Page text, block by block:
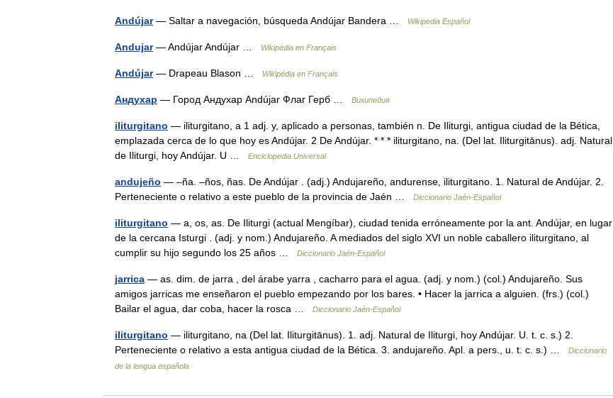
Andújar— Saltar a navegación, búsqueda Andújar Bandera … Wikipedia Español
Andujar— Andújar Andújar … Wikipédia en Français
Andújar— Drapeau Blason … Wikipédia en Français
Андухар — Город Андухар Andújar Флаг Герб … Википедия
iliturgitano — iliturgitano, a 1 adj. y, aplicado a personas, también n. De Iliturgi, antigua ciudad de la Bética,
emplazada cerca de lo que hoy es Andújar. 2 De Andújar. * * * iliturgitano, na. (Del lat. Iliturgitānus). adj. Natural
de Iliturgi, hoy Andújar. U …
Enciclopedia Universal
andujeño — –ña. –ños, ñas. De Andújar . (adj.) Andujareño, andurense, iliturgitano. 1. Natural de Andújar. 2.
Perteneciente o relativo a este pueblo de la provincia de Jaén …
Diccionario Jaén-Español
iliturgitano — a, os, as. De Iliturgi (actual Mengíbar), ciudad tenida erróneamente por la ant. Andújar, en lugar
de la cercana Isturgi . (adj. y nom.) Andujareño. A mediados del siglo XVI un noble caballero iliturgitano, al
cumplir su hijo segundo los 25 años …
Diccionario Jaén-Español
jarrica — as. dim. de jarra , del árabe yarra , cacharro para el agua. (adj. y nom.) (col.) Andujareño. Sus
amigos jarricas me enseñaron el pueblo empezando por los bares. • Hacer la jarrica a alguien. (frs.) (col.)
Bailar el agua, dar coba, hacer la rosca …
Diccionario Jaén-Español
iliturgitano — iliturgitano, na (Del lat. Iliturgitānus). 1. adj. Natural de Iliturgi, hoy Andújar. U. t. c. s.) 2.
Perteneciente o relativo a esta antigua ciudad de la Bética. 3. andujareño. Apl. a pers., u. t. c. s.) …
Diccionario
de la lengua española